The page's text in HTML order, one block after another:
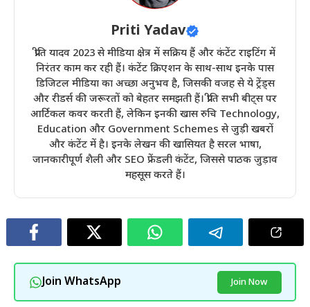
Priti Yadav
प्रीति यादव 2023 से मीडिया क्षेत्र में सक्रिय हैं और कंटेंट राइटिंग में
निरंतर काम कर रही हैं। कंटेंट क्रिएशन के साथ-साथ इनके पास
डिजिटल मीडिया का अच्छा अनुभव है, जिसकी वजह से ये ट्रेंड्स
और रीडर्स की जरूरतों को बेहतर समझती हैं। प्रीति सभी बीट्स पर
आर्टिकल कवर करती हैं, लेकिन इनकी खास रुचि Technology,
Education और Government Schemes से जुड़ी खबरों
और कंटेंट में है। इनके लेखन की खासियत है सरल भाषा,
जानकारीपूर्ण शैली और SEO फ्रेंडली कंटेंट, जिससे पाठक जुड़ाव
महसूस करते हैं।
Join WhatsApp Join Now